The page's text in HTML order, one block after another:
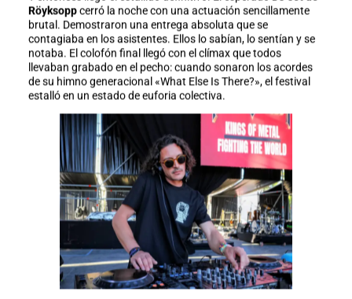
Röyksoppcerró la noche con una actuación sencillamente
brutal. Demostraron una entrega absoluta que se
contagiaba en los asistentes. Ellos lo sabían, lo sentían y se
notaba. El colofón final llegó con el clímax que todos
llevaban grabado en el pecho: cuando sonaron los acordes
de su himno generacional «What Else Is There?», el festival
estalló en un estado de euforia colectiva.